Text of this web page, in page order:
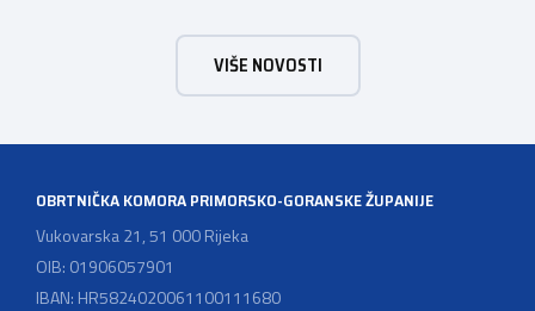
radu za 2025.godinu, Godišnje financijsko izvješće za
2025.godinu s Izvješćem Nadzornog odbora i Upitnikom o
funkcioniranju sustava financijskog upravljanja i kontrola
VIŠE NOVOSTI
OBRTNIČKA KOMORA PRIMORSKO-GORANSKE ŽUPANIJE
Vukovarska 21, 51 000 Rijeka
OIB: 01906057901
IBAN: HR5824020061100111680